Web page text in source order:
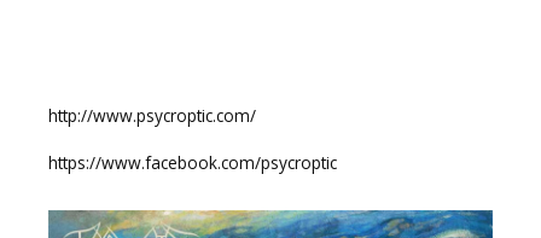
http://www.psycroptic.com/
https://www.facebook.com/psycroptic